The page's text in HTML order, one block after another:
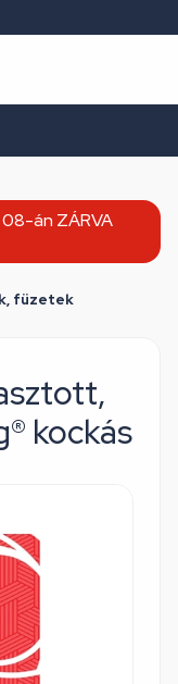
08-án ZÁRVA
füzetek
kockás